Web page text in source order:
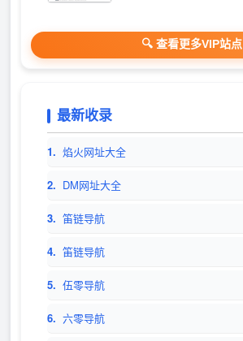
考、网站推广服务。
🔍 查看更多VIP站点
最新收录
1. 焰火网址大全
2. DM网址大全
3. 笛链导航
4. 笛链导航
5. 伍零导航
6. 六零导航